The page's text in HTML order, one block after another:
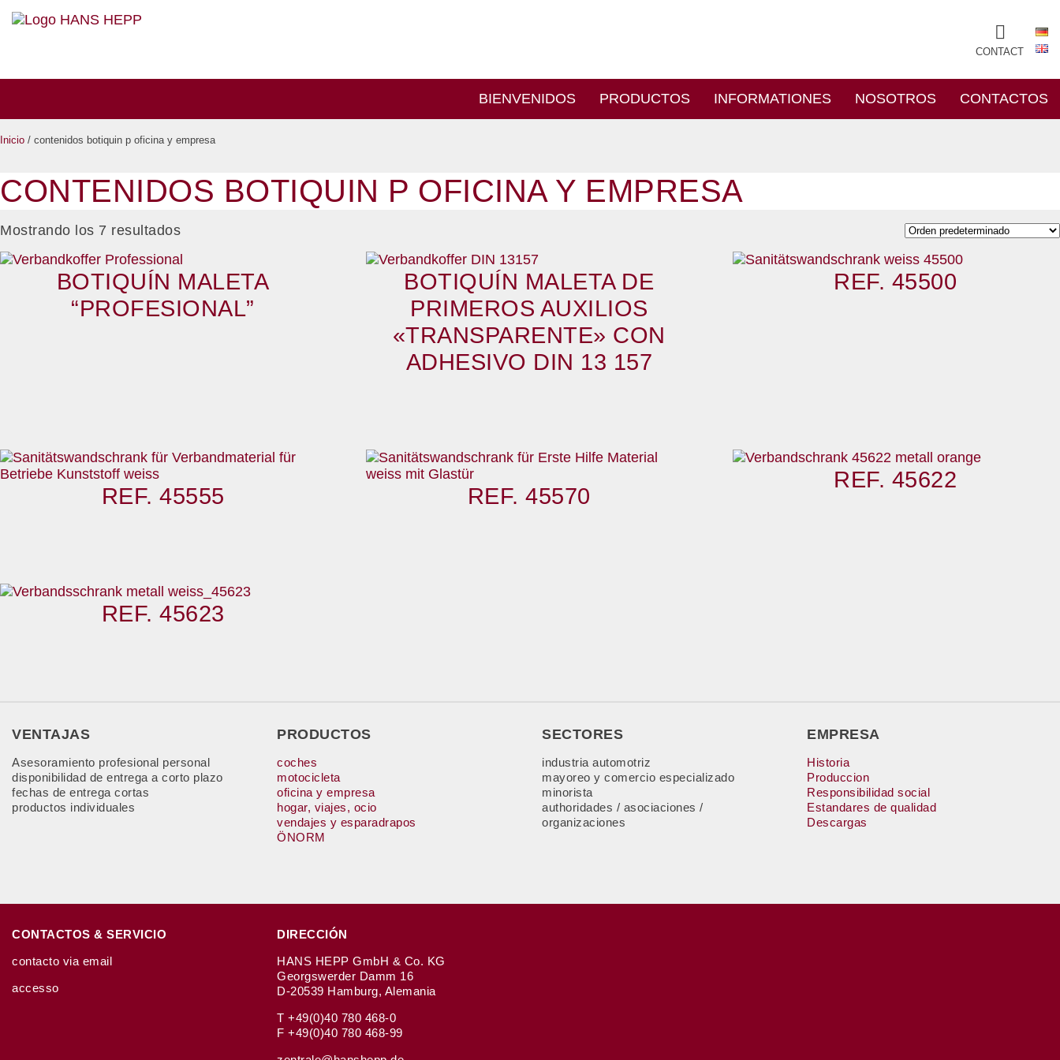
CONTACT
BIENVENIDOS PRODUCTOS INFORMATIONES NOSOTROS CONTACTOS
Inicio / contenidos botiquin p oficina y empresa
CONTENIDOS BOTIQUIN P OFICINA Y EMPRESA
Mostrando los 7 resultados
BOTIQUÍN MALETA
“PROFESIONAL”
BOTIQUÍN MALETA DE
PRIMEROS AUXILIOS
«TRANSPARENTE» CON
ADHESIVO DIN 13 157
REF. 45500
REF. 45555 REF. 45570
REF. 45622
REF. 45623
VENTAJAS
Asesoramiento profesional personal
disponibilidad de entrega a corto plazo
fechas de entrega cortas
productos individuales
PRODUCTOS
coches
motocicleta
oficina y empresa
hogar, viajes, ocio
vendajes y esparadrapos
ÖNORM
SECTORES
industria automotriz
mayoreo y comercio especializado
minorista
authoridades / asociaciones /
organizaciones
EMPRESA
Historia
Produccion
Responsibilidad social
Estandares de qualidad
Descargas
CONTACTOS & SERVICIO
contacto via email
accesso
DIRECCIÓN
HANS HEPP GmbH & Co. KG
Georgswerder Damm 16
D-20539 Hamburg, Alemania
T +49(0)40 780 468-0
F +49(0)40 780 468-99